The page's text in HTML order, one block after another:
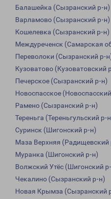
Балашейка (Сызранский р-н)
Варламово (Сызранский р-н)
Кошелевка (Сызранский р-н)
Междуреченск (Самарская
Переволоки (Сызранский р-
Кузоватово (Кузоватовский
Печерское (Сызранский р-н)
Новоспасское
Рамено (Сызранский р-н)
Тереньга (Тереньгульский р-
Суринск (Шигонский р-н)
Маза Верхняя (Радищевский
Муранка (Шигонский р-н)
Волжский Утёс (Шигонский
Чекалино (Сызранский р-н)
Новая Крымза (Сызранский